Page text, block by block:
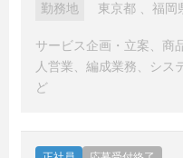
勤務地 東京都 福岡
サービス企画・立案、商
人営業、編成業務、シス
ど